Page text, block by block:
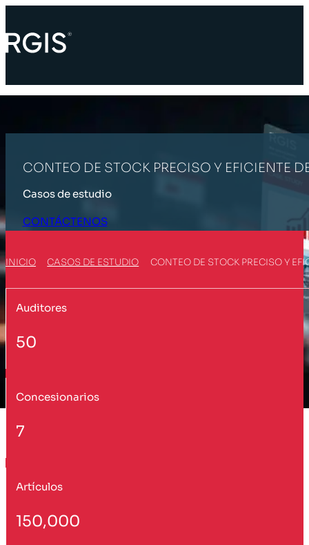
CONTEO DE STOCK PRECISO Y EFICIENTE
Casos de estudio
CONTÁCTENOS
INICIO CASOS DE ESTUDIO CONTEO DE STOCK PRECISO Y
Auditores
50
Concesionarios
7
Artículos
150,000